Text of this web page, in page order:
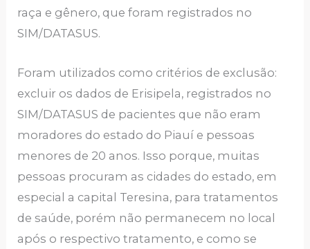
raça e gênero, que foram registrados no
SIM/DATASUS.
Foram utilizados como critérios de exclusão:
excluir os dados de Erisipela, registrados no
SIM/DATASUS de pacientes que não eram
moradores do estado do Piauí e pessoas
menores de 20 anos. Isso porque, muitas
pessoas procuram as cidades do estado, em
especial a capital Teresina, para tratamentos
de saúde, porém não permanecem no local
após o respectivo tratamento, e como se